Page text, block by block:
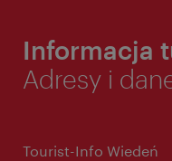
Informacja
Adresy i
Tourist-Info Wiedeń